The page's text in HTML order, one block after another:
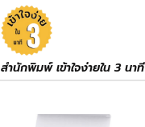
สำนักพิมพ์ เข้าใจง่ายใน 3 นาที